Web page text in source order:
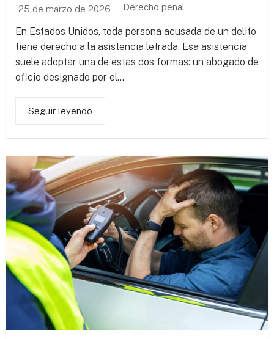
25 de marzo de 2026 Derecho penal
En Estados Unidos, toda persona acusada de un delito
tiene derecho a la asistencia letrada. Esa asistencia
suele adoptar una de estas dos formas: un abogado de
oficio designado por el...
Seguir leyendo